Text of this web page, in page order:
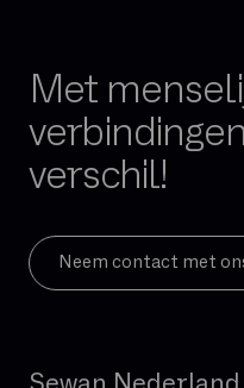
Met
verschil!
Neem contact met